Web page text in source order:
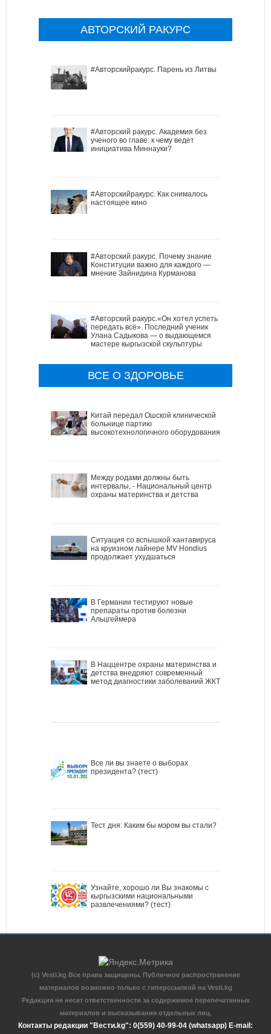
АВТОРСКИЙ РАКУРС
#Авторскийракурс. Парень из Литвы
#Авторский ракурс. Академия без
ученого во главе: к чему ведет
инициатива Миннауки?
#Авторскийракурс. Как снималось
настоящее кино
#Авторский ракурс. Почему знание
Конституции важно для каждого —
мнение Зайнидина Курманова
#Авторский ракурс.«Он хотел успеть
передать всё». Последний ученик
Улана Садыкова — о выдающемся
мастере кыргызской скульптуры
ВСЕ О ЗДОРОВЬЕ
Китай передал Ошской клинической
больнице партию
высокотехнологичного оборудования
Между родами должны быть
интервалы, - Национальный центр
охраны материнства и детства
Ситуация со вспышкой хантавируса
на круизном лайнере MV Hondius
продолжает ухудшаться
В Германии тестируют новые
препараты против болезни
Альцгеймера
В Наццентре охраны материнства и
детства внедряют современный
метод диагностики заболеваний ЖКТ
Все ли вы знаете о выборах
президента? (тест)
Тест дня: Каким бы мэром вы стали?
Узнайте, хорошо ли Вы знакомы с
кыргызскими национальными
развлечениями? (тест)
(c) Vesti.kg Все права защищены. Публичное распространение
материалов возможно только с гиперссылкой на Vesti.kg
Редакция не несет ответственности за содержимое перепечатанных
материалов и высказывания отдельных лиц.
Контакты редакции "Вести.kg": 0(559) 40-99-04 (whatsapp) E-mail: